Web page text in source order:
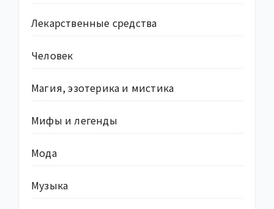
Лекарственные средства
Человек
Магия, эзотерика и мистика
Мифы и легенды
Мода
Музыка